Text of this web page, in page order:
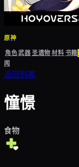
原神
角色武器圣遗物材料书籍
闻
返回列表
憧憬
食物